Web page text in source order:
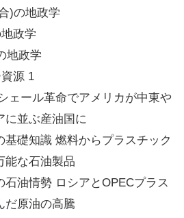
)の地政学
政学
地政学
源 1
ェール革命でアメリカが中東や
に並ぶ産油国に
基礎知識 燃料からプラスチック
能な石油製品
石油情勢 ロシアとOPECプラス
だ原油の高騰